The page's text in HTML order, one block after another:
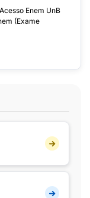
Enem UnB
(Exame